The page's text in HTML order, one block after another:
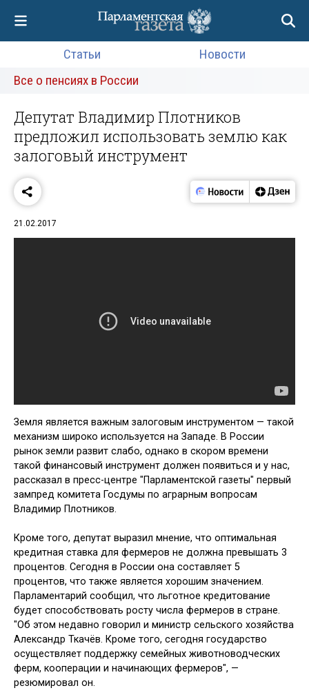
Статьи
Новости
Все о пенсиях в России
Депутат Владимир Плотников
предложил использовать землю как
залоговый инструмент
21.02.2017
Земля является важным залоговым инструментом — такой
механизм широко используется на Западе. В России
рынок земли развит слабо, однако в скором времени
такой финансовый инструмент должен появиться и у нас,
рассказал в пресс-центре "Парламентской газеты" первый
зампред комитета Госдумы по аграрным вопросам
Владимир Плотников.
Кроме того, депутат выразил мнение, что оптимальная
кредитная ставка для фермеров не должна превышать 3
процентов. Сегодня в России она составляет 5
процентов, что также является хорошим значением.
Парламентарий сообщил, что льготное кредитование
будет способствовать росту числа фермеров в стране.
"Об этом недавно говорил и министр сельского хозяйства
Александр Ткачёв. Кроме того, сегодня государство
осуществляет поддержку семейных животноводческих
ферм, кооперации и начинающих фермеров", —
резюмировал он.